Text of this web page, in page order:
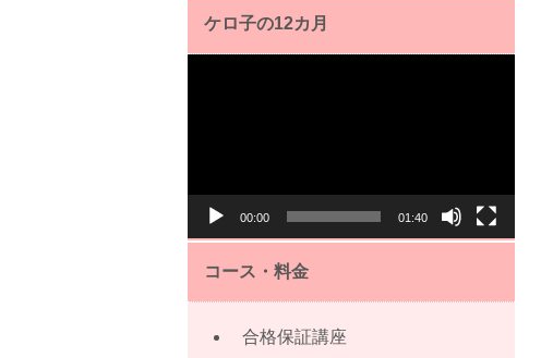
ケロ子の12カ月
ヤ
00:00 01:40
コース・料金
合格保証講座